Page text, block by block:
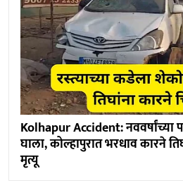
Kolhapur Accident: नववर्षांच्या
घाला, कोल्हापुरात भरधाव कारने
मृत्यू